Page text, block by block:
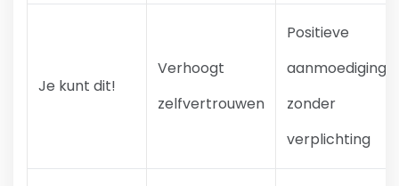
Je kunt dit!
Verhoogt
zelfvertrouwen
Positieve
aanmoediging
zonder
verplichting